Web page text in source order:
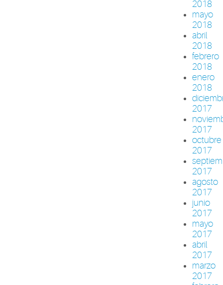
2018
mayo
2018
abril
2018
febrero
2018
enero
2018
2017
2017
octubre
2017
2017
agosto
2017
junio
2017
mayo
2017
abril
2017
marzo
2017